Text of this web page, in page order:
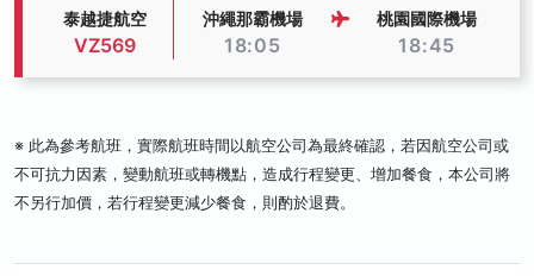
泰越捷航空
VZ569
沖繩那霸機場
18:05
桃園國際機場
18:45
※ 此為參考航班，實際航班時間以航空公司為最終確認，若因航空公司或
不可抗力因素，變動航班或轉機點，造成行程變更、增加餐食，本公司將
不另行加價，若行程變更減少餐食，則酌於退費。